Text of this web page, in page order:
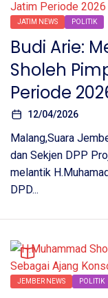
JATIM NEWS POLITIK
Budi Arie:
Sholeh
Periode
12/04/2026
Malang,Suara
dan Sekjen DPP
melantik
DPD...
JEMBER NEWS POLITIK